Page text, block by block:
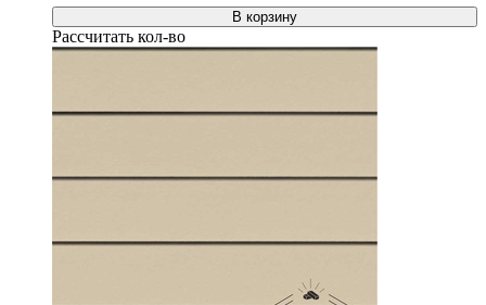
В корзину
Рассчитать кол-во